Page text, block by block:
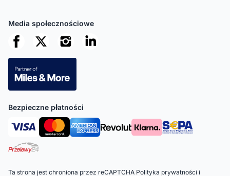
Media społecznościowe
Bezpieczne płatności
Ta strona jest chroniona przez reCAPTCHA Polityka prywatności i